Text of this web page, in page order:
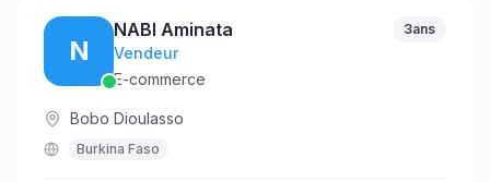
N
NABI Aminata
Vendeur
3ans
E-commerce
Bobo Dioulasso
Burkina Faso